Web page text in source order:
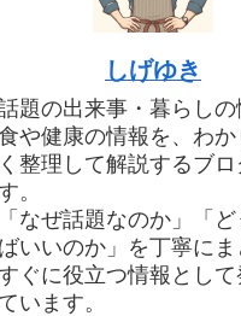
しげゆき
題の出来事・暮らしの
や健康の情報を、わか
く整理して解説するブ
。
「なぜ話題なのか」「
ばいいのか」を丁寧にま
ぐに役立つ情報として
ています。